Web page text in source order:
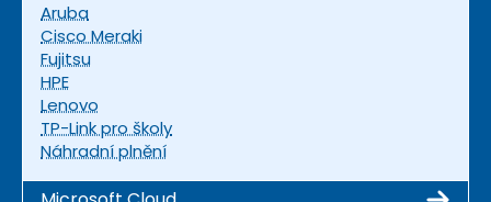
Aruba
Cisco Meraki
Fujitsu
HPE
Lenovo
TP-Link pro školy
Náhradní plnění